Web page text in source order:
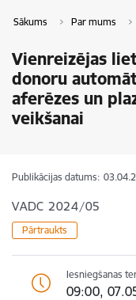
Sākums Par mums
Vienreizējas
donoru
aferēzes un
veikšanai
Publikācijas datums:
VADC 2024/05
Pārtraukts
Iesniegšanas
09:00,